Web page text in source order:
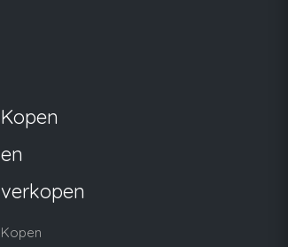
Kopen
en
verkopen
Kopen